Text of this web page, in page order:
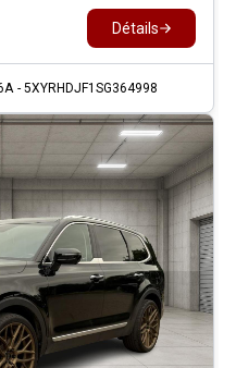
Détails
- 5XYRHDJF1SG364998